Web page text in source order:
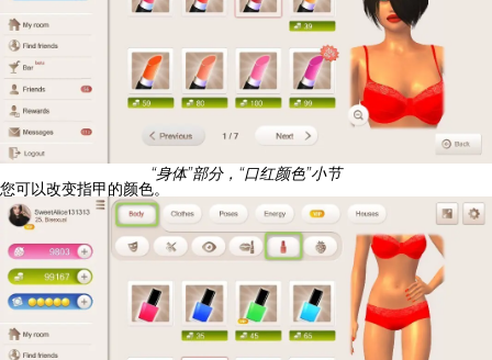
“身体”部分，“口红颜色”小节
您可以改变指甲的颜色。